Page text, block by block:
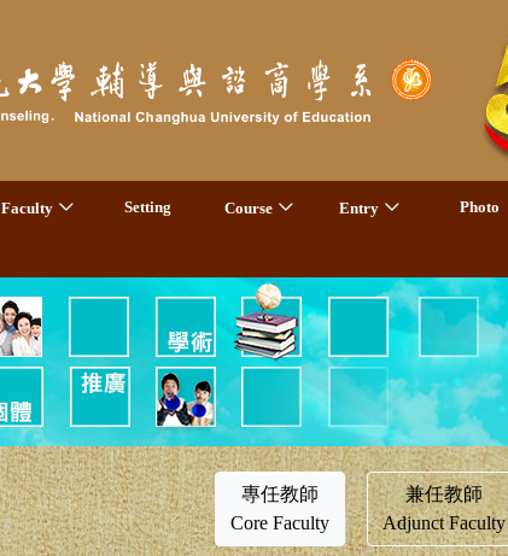
Faculty Setting Course Entry Photo
專任教師
Core Faculty
兼任教師
Adjunct Faculty